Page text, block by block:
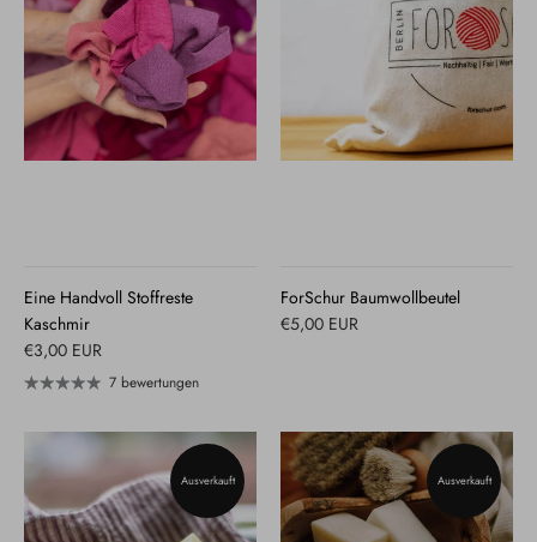
Eine Handvoll Stoffreste
Kaschmir
€3,00 EUR
7 bewertungen
ForSchur Baumwollbeutel
€5,00 EUR
Ausverkauft Ausverkauft